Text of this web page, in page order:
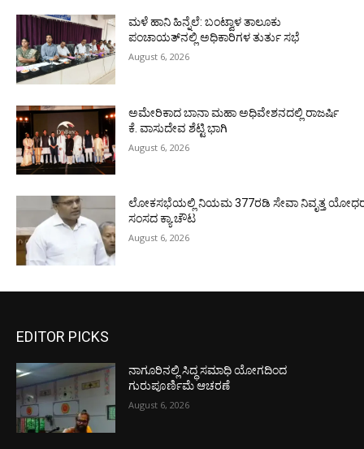
ಮಳೆ ಹಾನಿ ಹಿನ್ನೆಲೆ: ಬಂಟ್ವಾಳ ತಾಲೂಕು
ಪಂಚಾಯತ್‌ನಲ್ಲಿ ಅಧಿಕಾರಿಗಳ ತುರ್ತು ಸಭೆ
August 6, 2026
ಅಮೇರಿಕಾದ ಬಾನಾ ಮಹಾ ಅಧಿವೇಶನದಲ್ಲಿ ರಾಜರ್ಷಿ
ಕೆ. ವಾಸುದೇವ ಶೆಟ್ಟಿ ಭಾಗಿ
August 6, 2026
ಲೋಕಸಭೆಯಲ್ಲಿ ನಿಯಮ 377ರಡಿ ಸೇವಾ ನಿವೃತ್ತ
ಸಂಸದ ಕ್ಯಾ.ಚೌಟ
August 6, 2026
EDITOR PICKS
ನಾಗೂರಿನಲ್ಲಿ ಸಿದ್ಧ ಸಮಾಧಿ ಯೋಗದಿಂದ
ಗುರುಪೂರ್ಣಿಮೆ ಆಚರಣೆ
August 6, 2026